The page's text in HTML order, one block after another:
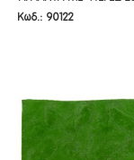
ΠΡΑΣΙΝΗ
ΠΡΑΣΙΝΗ
Κωδ.: 90122